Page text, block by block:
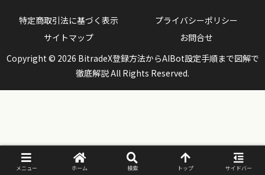
特定商取引法に基づく表示
プライバシーポリシー
サイトマップ
お問合せ
Copyright © 2026 BitradeX登録方法からAIBot設定手順まで図解で
徹底解説 All Rights Reserved.
メニュー ホーム 検索 トップ サイドバー